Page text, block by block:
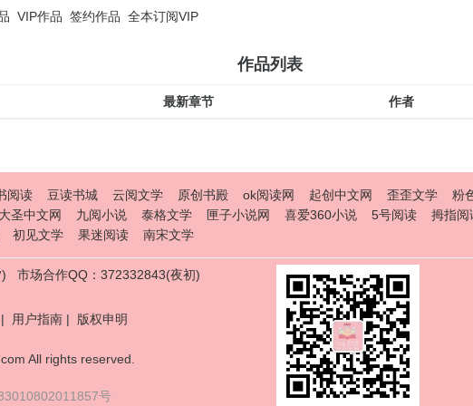
VIP作品 签约作品 全本订阅VIP
作品列表
最新章节 作者
阅读 豆读书城 云阅文学 原创书殿 ok阅读网 起创中文网 歪歪文学
粉
大圣中文网 九阅小说 泰格文学 匣子小说网 喜爱360小说 5号阅读
拇指阅
初见文学 果迷阅读 南宋文学
市场合作QQ：372332843(夜初)
| 用户指南 | 版权申明
All rights reserved.
号